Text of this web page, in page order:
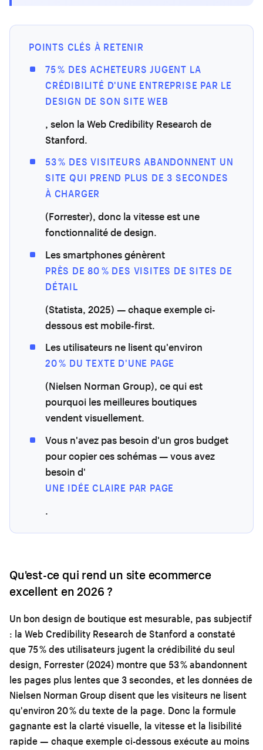
POINTS CLÉS À RETENIR
75 % DES ACHETEURS JUGENT LA
CRÉDIBILITÉ D'UNE ENTREPRISE PAR LE
DESIGN DE SON SITE WEB
, selon la Web Credibility Research de
Stanford.
53 % DES VISITEURS ABANDONNENT UN
SITE QUI PREND PLUS DE 3 SECONDES
À CHARGER
(Forrester), donc la vitesse est une
fonctionnalité de design.
Les smartphones génèrent
PRÈS DE 80 % DES VISITES DE SITES DE
DÉTAIL
(Statista, 2025) — chaque exemple ci-
dessous est mobile-first.
Les utilisateurs ne lisent qu'environ
20 % DU TEXTE D'UNE PAGE
(Nielsen Norman Group), ce qui est
pourquoi les meilleures boutiques
vendent visuellement.
Vous n'avez pas besoin d'un gros budget
pour copier ces schémas — vous avez
besoin d'
UNE IDÉE CLAIRE PAR PAGE
.
Qu'est-ce qui rend un site ecommerce
excellent en 2026 ?
Un bon design de boutique est mesurable, pas subjectif
: la Web Credibility Research de Stanford a constaté
que 75 % des utilisateurs jugent la crédibilité du seul
design, Forrester (2024) montre que 53 % abandonnent
les pages plus lentes que 3 secondes, et les données de
Nielsen Norman Group disent que les visiteurs ne lisent
qu'environ 20 % du texte de la page. Donc la formule
gagnante est la clarté visuelle, la vitesse et la lisibilité
rapide — chaque exemple ci-dessous exécute au moins